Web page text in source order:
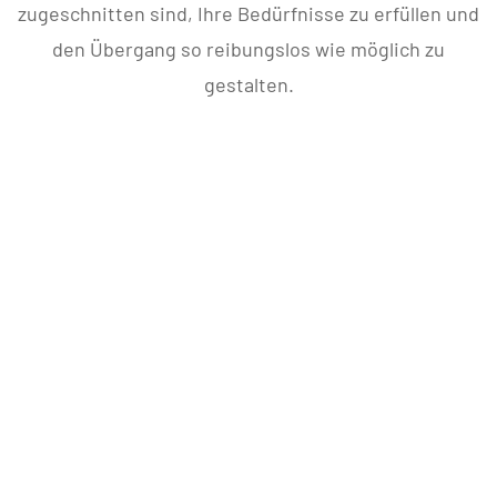
zugeschnitten sind, Ihre Bedürfnisse zu erfüllen und
den Übergang so reibungslos wie möglich zu
gestalten.